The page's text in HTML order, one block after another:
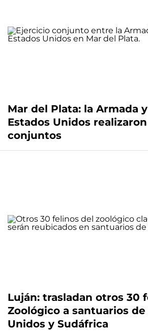
Mar del Plata: la Armada
Estados Unidos
conjuntos
Luján: trasladan otros 30
Zoológico a santuarios de
Unidos y Sudáfrica